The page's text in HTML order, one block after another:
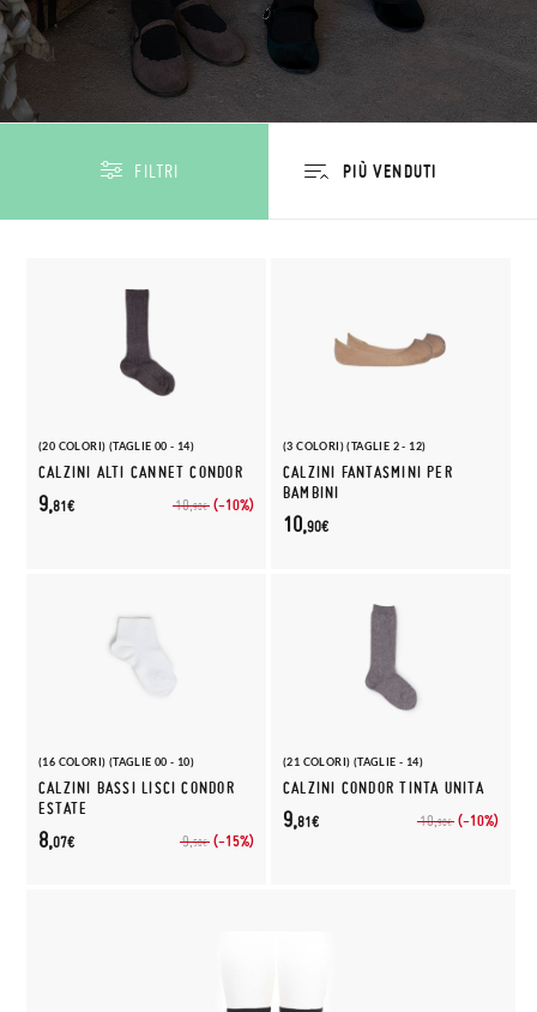
FILTRI
(20 COLORI) (TAGLIE 00 - 14)
CALZINI ALTI CANNET CONDOR
10,90€ (-10%)
9,81€
(3 COLORI) (TAGLIE 2 - 12)
CALZINI FANTASMINI PER
BAMBINI
10,90€
(16 COLORI) (TAGLIE 00 - 10)
CALZINI BASSI LISCI CONDOR
ESTATE
9,50€ (-15%)
8,07€
(21 COLORI) (TAGLIE - 14)
CALZINI CONDOR TINTA UNITA
10,90€ (-10%)
9,81€